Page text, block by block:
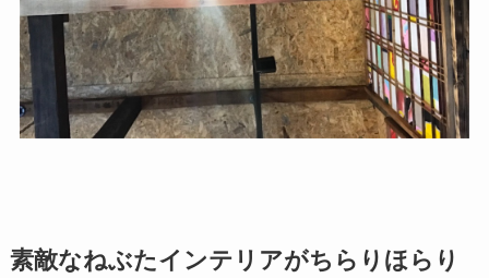
素敵なねぶたインテリアがちらりほらり